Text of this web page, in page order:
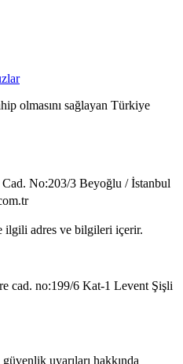
olmasını sağlayan Türkiye
No:203/3 Beyoğlu / İstanbul
adres ve bilgileri içerir.
cad. no:199/6 Kat-1 Levent Şişli
uyarıları hakkında